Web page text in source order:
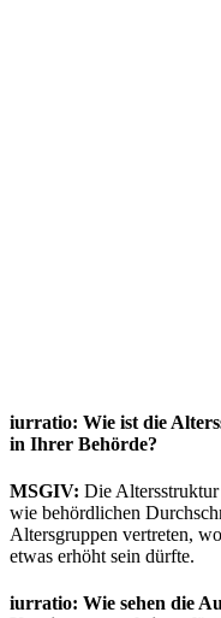
iurratio: Wie ist die
in Ihrer Behörde?
MSGIV: Die
wie behördlichen
Altersgruppen vertreten,
etwas erhöht sein dürfte.
iurratio: Wie sehen die